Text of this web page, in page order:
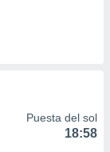
Puesta del sol
18:58